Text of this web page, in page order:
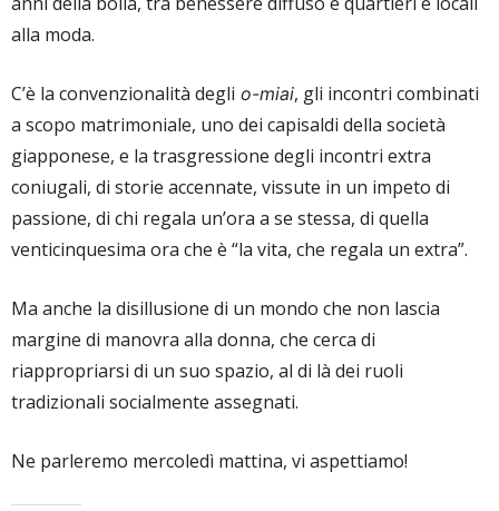
alla moda.
C’è la convenzionalità degli o-miai, gli incontri combinati
a scopo matrimoniale, uno dei capisaldi della società
giapponese, e la trasgressione degli incontri extra
coniugali, di storie accennate, vissute in un impeto di
passione, di chi regala un’ora a se stessa, di quella
venticinquesima ora che è “la vita, che regala un extra”.
Ma anche la disillusione di un mondo che non lascia
margine di manovra alla donna, che cerca di
riappropriarsi di un suo spazio, al di là dei ruoli
tradizionali socialmente assegnati.
Ne parleremo mercoledì mattina, vi aspettiamo!